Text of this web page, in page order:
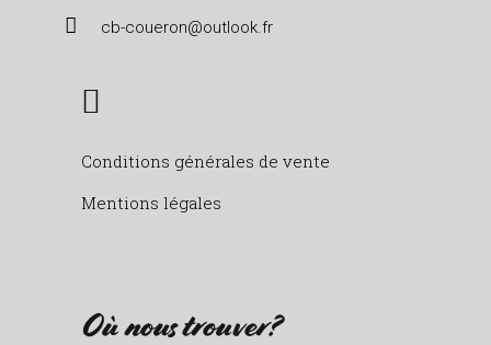
cb-coueron@outlook.fr
Conditions générales de vente
Mentions légales
Où nous trouver?